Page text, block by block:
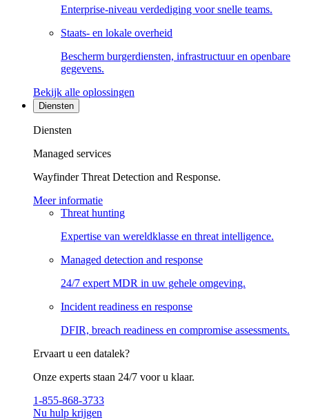
Enterprise-niveau verdediging voor snelle teams.
Staats- en lokale overheid
Bescherm burgerdiensten, infrastructuur en openbare
gegevens.
Bekijk alle oplossingen
Diensten
Diensten
Managed services
Wayfinder Threat Detection and Response.
Meer informatie
Threat hunting
Expertise van wereldklasse en threat intelligence.
Managed detection and response
24/7 expert MDR in uw gehele omgeving.
Incident readiness en response
DFIR, breach readiness en compromise assessments.
Ervaart u een datalek?
Onze experts staan 24/7 voor u klaar.
1-855-868-3733
Nu hulp krijgen